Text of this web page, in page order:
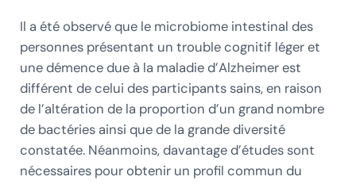
Il a été observé que le microbiome intestinal des
personnes présentant un trouble cognitif léger et
une démence due à la maladie d’Alzheimer est
différent de celui des participants sains, en raison
de l’altération de la proportion d’un grand nombre
de bactéries ainsi que de la grande diversité
constatée. Néanmoins, davantage d’études sont
nécessaires pour obtenir un profil commun du